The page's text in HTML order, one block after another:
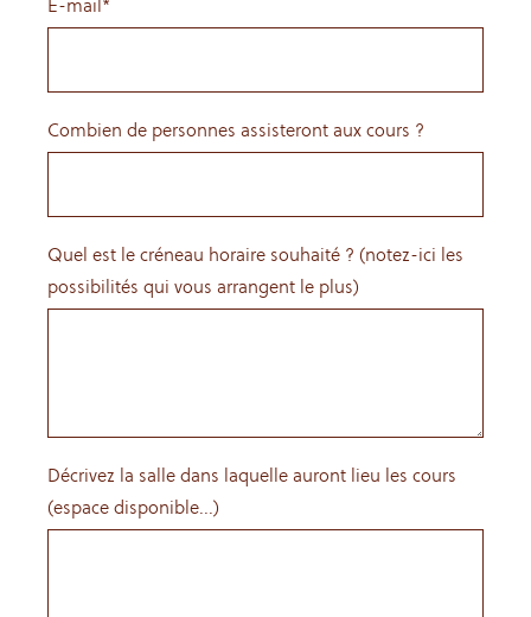
Combien de personnes assisteront aux cours ?
Quel est le créneau horaire souhaité ? (notez-ici les
possibilités qui vous arrangent le plus)
Décrivez la salle dans laquelle auront lieu les cours
(espace disponible...)